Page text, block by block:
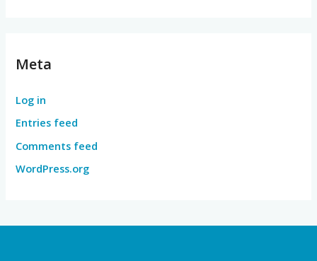
Meta
Log in
Entries feed
Comments feed
WordPress.org